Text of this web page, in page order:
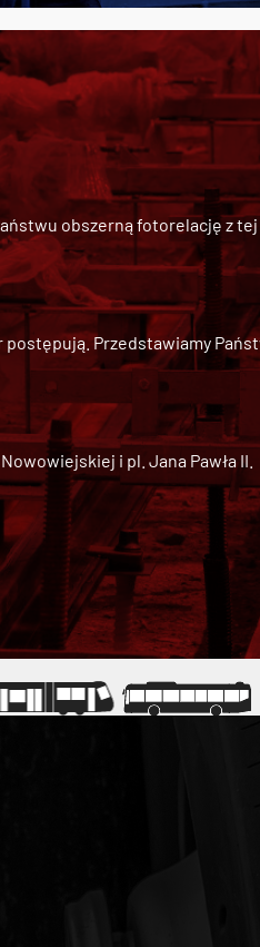
obszerną fotorelację z
postępują. Przedstawiamy
i pl. Jana Pawła II.